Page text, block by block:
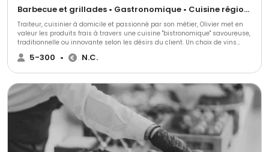
Barbecue et grillades • Gastronomique • Cuisine régionale
Traiteur, cuisinier à domicile et passionné par son métier, Olivier met en
valeur les produits frais à travers une cuisine "bistronomique" savoureuse,
traditionnelle ou innovante selon les désirs du client. Un choix de vins
locaux rigoureusement sélectionnés peut compléter votre repas. Ethique &
Toque est votre partenaire privilégié si vous souhaitez une cuisine et un
qualité.
5-300 • N.C.